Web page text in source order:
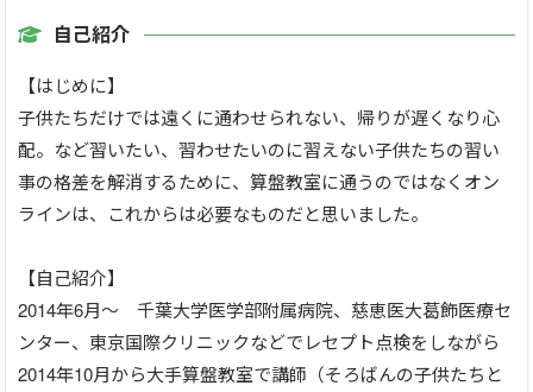
自己紹介
【はじめに】
子供たちだけでは遠くに通わせられない、帰りが遅くなり心
配。など習いたい、習わせたいのに習えない子供たちの習い
事の格差を解消するために、算盤教室に通うのではなくオン
ラインは、これからは必要なものだと思いました。
【自己紹介】
2014年6月～ 千葉大学医学部附属病院、慈恵医大葛飾医療セ
ンター、東京国際クリニックなどでレセプト点検をしながら
2014年10月から大手算盤教室で講師（そろばんの子供たちと